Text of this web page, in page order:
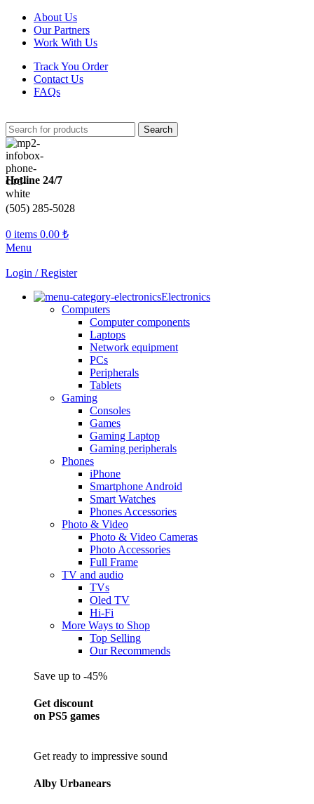
About Us
Our Partners
Work With Us
Track You Order
Contact Us
FAQs
Search
Hotline 24/7
(505) 285-5028
0 items 0.00 ₺
Menu
Login / Register
Electronics
Computers
Computer components
Laptops
Network equipment
PCs
Peripherals
Tablets
Gaming
Consoles
Games
Gaming Laptop
Gaming peripherals
Phones
iPhone
Smartphone Android
Smart Watches
Phones Accessories
Photo & Video
Photo & Video Cameras
Photo Accessories
Full Frame
TV and audio
TVs
Oled TV
Hi-Fi
More Ways to Shop
Top Selling
Our Recommends
Save up to -45%
Get discount
on PS5 games
Get ready to impressive sound
Alby Urbanears